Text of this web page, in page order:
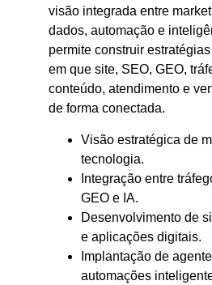
visão integrada entre
dados, automação e
permite construir
em que site, SEO, GEO,
conteúdo, atendimento e
de forma conectada.
Visão estratégica de
tecnologia.
Integração entre
GEO e IA.
Desenvolvimento de
e aplicações digitais.
Implantação de
automações